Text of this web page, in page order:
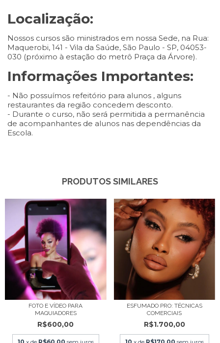
Localização:
Nossos cursos são ministrados em nossa Sede, na Rua:
Maquerobi, 141 - Vila da Saúde, São Paulo - SP, 04053-
030 (próximo à estação do metrô Praça da Árvore).
Informações Importantes:
- Não possuímos refeitório para alunos , alguns
restaurantes da região concedem desconto.
- Durante o curso, não será permitida a permanência
de acompanhantes de alunos nas dependências da
Escola.
PRODUTOS SIMILARES
FOTO E VÍDEO PARA
MAQUIADORES
R$600,00
ESFUMADO PRO: TÉCNICAS
COMERCIAIS
R$1.700,00